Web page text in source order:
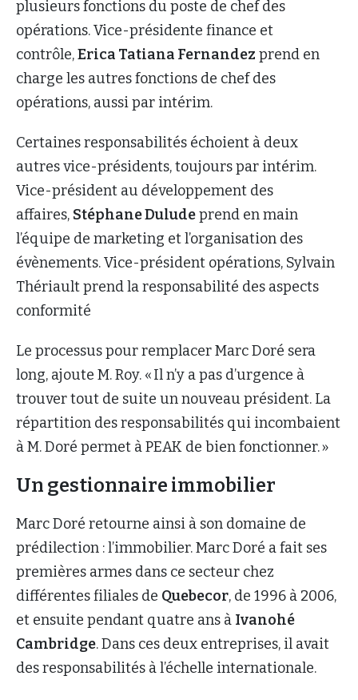
plusieurs fonctions du poste de chef des
opérations. Vice-présidente finance et
contrôle,Erica Tatiana Fernandez prend en
charge les autres fonctions de chef des
opérations, aussi par intérim.
Certaines responsabilités échoient à deux
autres vice-présidents, toujours par intérim.
Vice-président au développement des
affaires, Stéphane Duludeprend en main
l’équipe de marketing et l’organisation des
évènements. Vice-président opérations, Sylvain
Thériault prend la responsabilité des aspects
conformité
Le processus pour remplacer Marc Doré sera
long, ajoute M. Roy. « Il n’y a pas d’urgence à
trouver tout de suite un nouveau président. La
répartition des responsabilités qui incombaient
à M. Doré permet à PEAK de bien fonctionner. »
Un gestionnaire immobilier
Marc Doré retourne ainsi à son domaine de
prédilection : l’immobilier. Marc Doré a fait ses
premières armes dans ce secteur chez
différentes filiales de Quebecor, de 1996 à 2006,
et ensuite pendant quatre ans à Ivanohé
Cambridge. Dans ces deux entreprises, il avait
des responsabilités à l’échelle internationale.